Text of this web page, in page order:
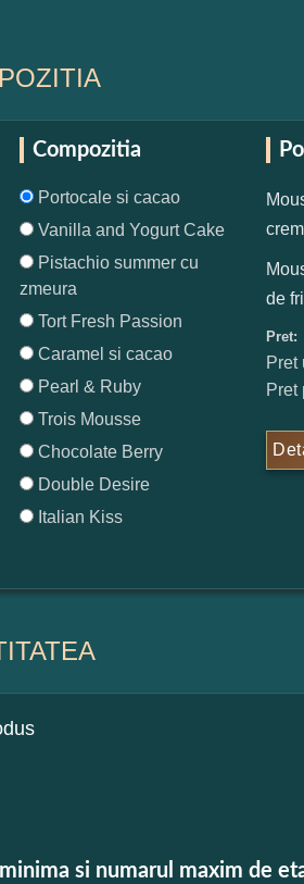
Compozitia
Portocale si cacao
Vanilla and Yogurt Cake
Pistachio summer cu
zmeura
Tort Fresh Passion
Caramel si cacao
Pearl & Ruby
Trois Mousse
Chocolate Berry
Double Desire
Italian Kiss
de
Pret:
Pret
Pret
si numarul maxim de